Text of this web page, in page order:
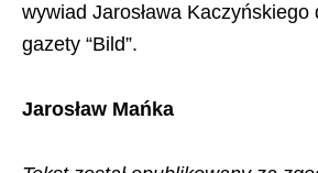
wywiad Jarosława Kaczyńskiego
gazety “Bild”.
Jarosław Mańka